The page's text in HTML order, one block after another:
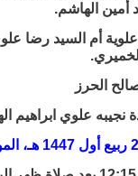
أمين الهاشم.
أم السيد رضا
الحرز
نجيبه علوي ابراهيم